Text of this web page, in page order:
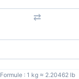
⇄
Formule : 1 kg ≈ 2.20462 lb